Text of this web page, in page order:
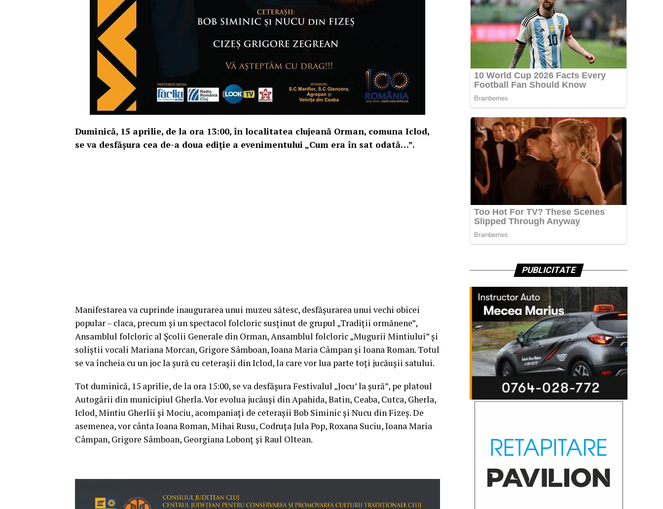
Duminică, 15 aprilie, de la ora 13:00, în localitatea clujeană Orman, comuna Iclod,
se va desfășura cea de-a doua ediție a evenimentului „Cum era în sat odată…”.
Manifestarea va cuprinde inaugurarea unui muzeu sătesc, desfășurarea unui vechi obicei
popular – claca, precum și un spectacol folcloric susținut de grupul „Tradiții ormănene”,
Ansamblul folcloric al Școlii Generale din Orman, Ansamblul folcloric „Mugurii Mintiului” și
soliștii vocali Mariana Morcan, Grigore Sâmboan, Ioana Maria Câmpan și Ioana Roman. Totul
se va încheia cu un joc la șură cu ceterașii din Iclod, la care vor lua parte toți jucăușii satului.
Tot duminică, 15 aprilie, de la ora 15:00, se va desfășura Festivalul „Jocu’ la șură”, pe platoul
Autogării din municipiul Gherla. Vor evolua jucăuși din Apahida, Batin, Ceaba, Cutca, Gherla,
Iclod, Mintiu Gherlii și Mociu, acompaniați de ceterașii Bob Siminic și Nucu din Fizeș. De
asemenea, vor cânta Ioana Roman, Mihai Rusu, Codruța Jula Pop, Roxana Suciu, Ioana Maria
Câmpan, Grigore Sâmboan, Georgiana Lobonț și Raul Oltean.
PUBLICITATE